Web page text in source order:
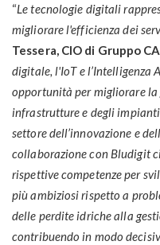
“Le tecnologie digitali
migliorare l'efficienza dei
Tessera, CIO di Gruppo
digitale, l'IoT e
opportunità per migliorare
infrastrutture e degli
settore dell’innovazione e
collaborazione con Bludigit
rispettive competenze per
più ambiziosi rispetto a
delle perdite idriche alla
contribuendo in modo